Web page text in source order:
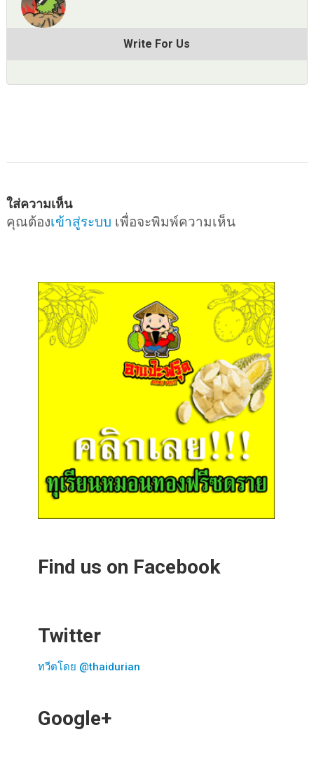
Write For Us
ใส่ความเห็น
คุณต้องเข้าสู่ระบบ เพื่อจะพิมพ์ความเห็น
Find us on Facebook
Twitter
ทวีตโดย @thaidurian
Google+